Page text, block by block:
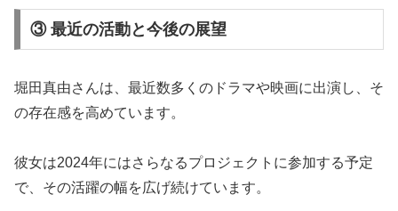
③ 最近の活動と今後の展望
堀田真由さんは、最近数多くのドラマや映画に出演し、そ
の存在感を高めています。
彼女は2024年にはさらなるプロジェクトに参加する予定
で、その活躍の幅を広げ続けています。